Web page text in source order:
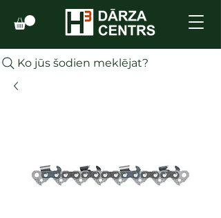
Ko jūs šodien meklējat?